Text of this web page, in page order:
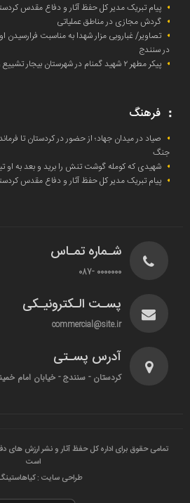
پیام تبریک مدیر کل حفظ آثار و دفاع مقدس
گردش مجازی در مناطق عملیاتی
تصاویر/ غباروبی مزار شهدا به مناسبت فرارسیدن
در سنندج
پیکر مطهر ۲ شهید گمنام در شهرستان بیجار تشییع و به خاک‌ سپرده شد
فرهنگ
صیاد در میدان جهاد؛ از حضور در کردستان تا
جنگ
شهیدی که کومله‌ گوشت تنش را برید و بعد به
پیام تبریک مدیر کل حفظ آثار و دفاع مقدس
شـماره تمـاس
0000000 -087
پسـت الـکترونیـکی
commercial@site.ir
آدرس پسـتی
کردستان - سنندج - خیابان امام
تمامی حقوق برای اداره کل حفظ آثار و نشر ارزش
است
طراحی سایت :